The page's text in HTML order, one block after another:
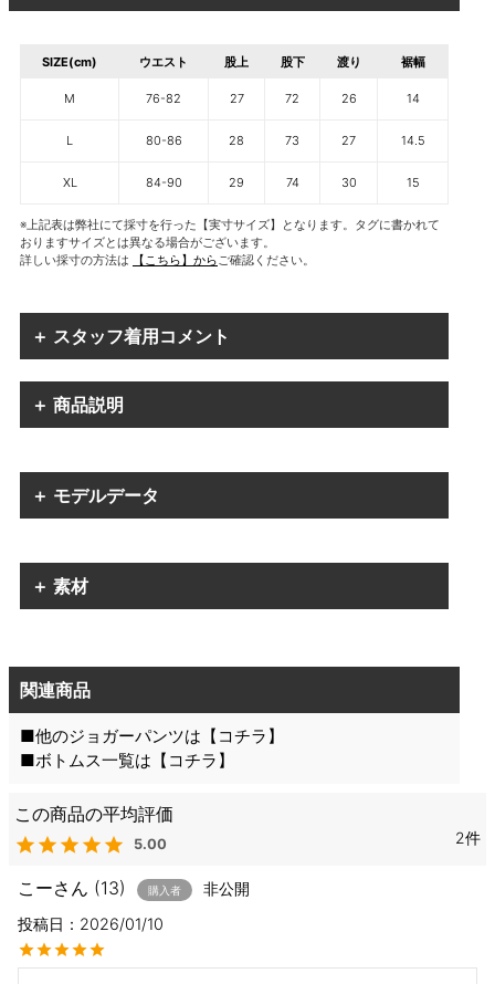
SIZE(cm) ウエスト 股上 股下 渡り 裾幅
M 76-82 27 72 26 14
L 80-86 28 73 27 14.5
XL 84-90 29 74 30 15
※上記表は弊社にて採寸を行った【実寸サイズ】となります。タグに書かれて
おりますサイズとは異なる場合がございます。
詳しい採寸の方法は
【こちら】からご確認ください。
＋ スタッフ着用コメント
＋ 商品説明
＋ モデルデータ
＋ 素材
関連商品
■他のジョガーパンツは【 コチラ 】
■ボトムス一覧は【 コチラ 】
5.00 2
こー 13 購入者
非公開
投稿日
2026/01/10